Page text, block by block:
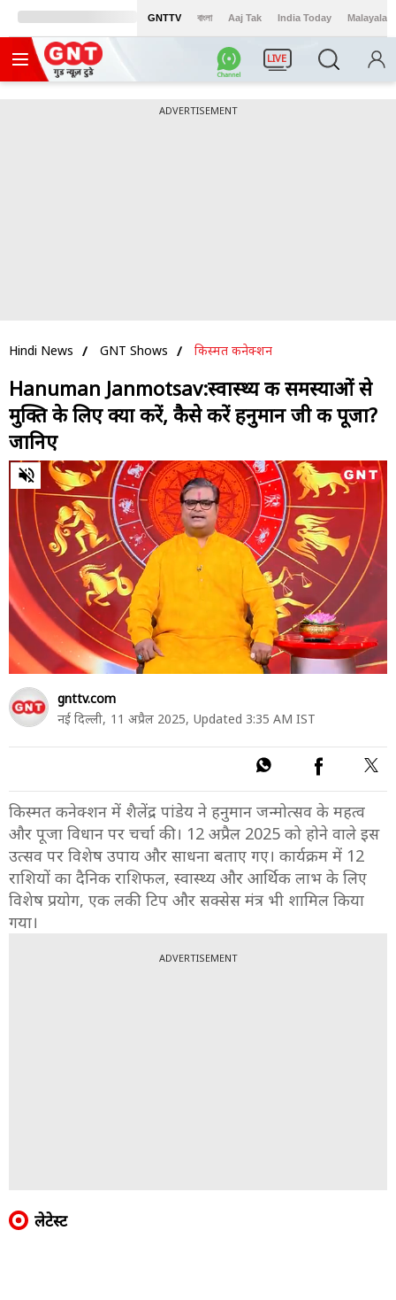
GNTTV বাংলা Aaj Tak India Today Malayalam
LIVE
ADVERTISEMENT
Hindi News GNT Shows किस्मत कनेक्शन
Hanuman Janmotsav:स्वास्थ्य की समस्याओं से
मुक्ति के लिए क्या करें, कैसे करें हनुमान जी की पूजा?
जानिए
0
of
minutes,
39
seconds
gnttv.com
नई दिल्ली, 11 अप्रैल 2025, Updated 3:35 AM IST
किस्मत कनेक्शन में शैलेंद्र पांडेय ने हनुमान जन्मोत्सव के महत्व
और पूजा विधान पर चर्चा की। 12 अप्रैल 2025 को होने वाले इस
उत्सव पर विशेष उपाय और साधना बताए गए। कार्यक्रम में 12
राशियों का दैनिक राशिफल, स्वास्थ्य और आर्थिक लाभ के लिए
विशेष प्रयोग, एक लकी टिप और सक्सेस मंत्र भी शामिल किया
गया।
ADVERTISEMENT
लेटेस्ट